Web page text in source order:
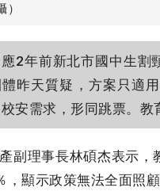
2年前新北市國中生割
昨天質疑，方案只適
安需求，形同跳票。
副理事長林碩杰表示，
，顯示政策無法全面照顧